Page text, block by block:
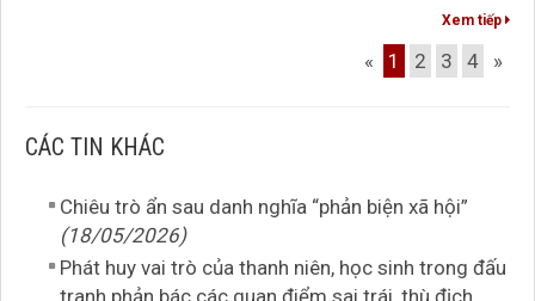
Xem tiếp
« 1 2 3 4 »
CÁC TIN KHÁC
Chiêu trò ẩn sau danh nghĩa “phản biện xã hội”
(18/05/2026)
Phát huy vai trò của thanh niên, học sinh trong đấu
tranh phản bác các quan điểm sai trái, thù địch